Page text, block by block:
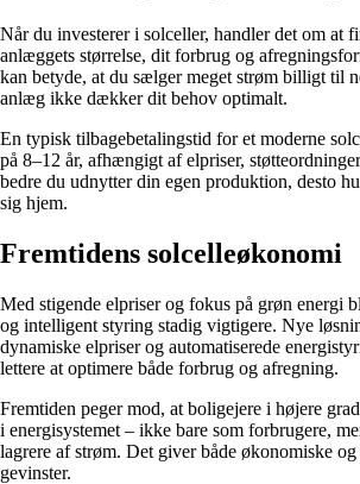
Når du investerer i solceller, handler det om at
anlæggets størrelse, dit forbrug og
kan betyde, at du sælger meget strøm billigt til
anlæg ikke dækker dit behov optimalt.
En typisk tilbagebetalingstid for et moderne
på 8–12 år, afhængigt af elpriser,
bedre du udnytter din egen produktion, desto
sig hjem.
Fremtidens solcelleøkonomi
Med stigende elpriser og fokus på grøn energi
og intelligent styring stadig vigtigere. Nye
dynamiske elpriser og automatiserede
lettere at optimere både forbrug og afregning.
Fremtiden peger mod, at boligejere i højere
i energisystemet – ikke bare som forbrugere,
lagrere af strøm. Det giver både økonomiske
gevinster.